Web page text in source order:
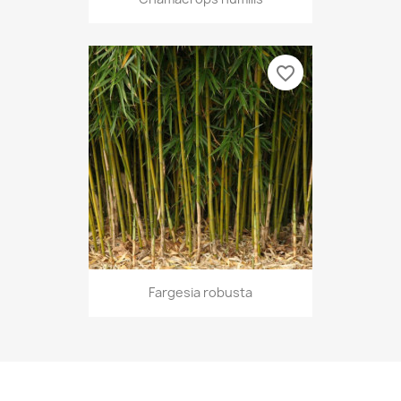
Fargesia robusta
favorite_border